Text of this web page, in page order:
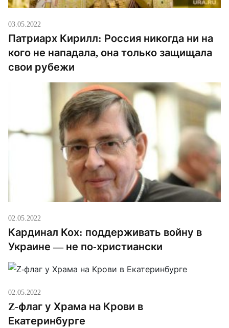
03.05.2022
Патриарх Кирилл: Россия никогда ни на
кого не нападала, она только защищала
свои рубежи
02.05.2022
Кардинал Кох: поддерживать войну в
Украине — не по-христиански
02.05.2022
Z-флаг у Храма на Крови в
Екатеринбурге